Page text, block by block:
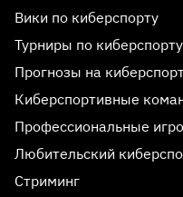
Вики по киберспорту
Турниры по киберспорту
Прогнозы на
Киберспортивные
Профессиональные
Любительский
Стриминг